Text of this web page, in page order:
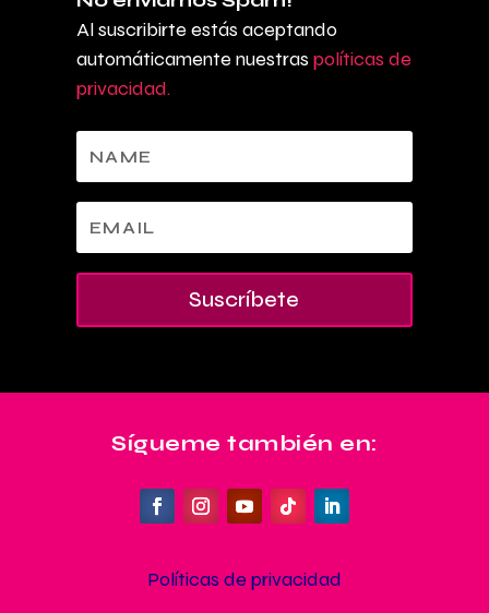
Al suscribirte estás aceptando
automáticamente nuestras políticas de
privacidad.
Suscríbete
Sígueme también en:
Políticas de privacidad